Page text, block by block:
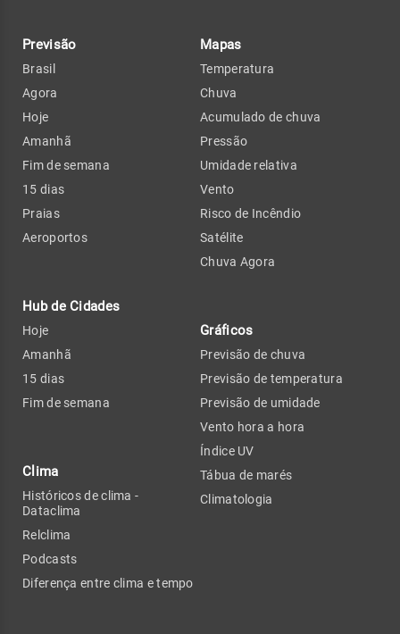
Previsão
Brasil
Agora
Hoje
Amanhã
Fim de semana
15 dias
Praias
Aeroportos
Hub de Cidades
Hoje
Amanhã
15 dias
Fim de semana
Clima
Históricos de clima -
Dataclima
Relclima
Podcasts
Diferença entre clima e tempo
Mapas
Temperatura
Chuva
Acumulado de chuva
Pressão
Umidade relativa
Vento
Risco de Incêndio
Satélite
Chuva Agora
Gráficos
Previsão de chuva
Previsão de temperatura
Previsão de umidade
Vento hora a hora
Índice UV
Tábua de marés
Climatologia